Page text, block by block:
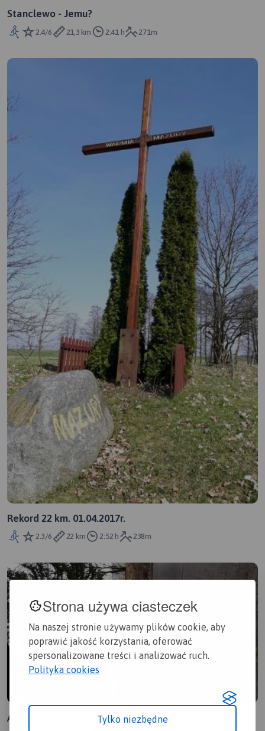
Strona używa ciasteczek
Na naszej stronie używamy plików cookie, aby
poprawić jakość korzystania, oferować
spersonalizowane treści i analizować ruch.
Polityka cookies
Tylko niezbędne
Stanclewo - Jemu?
2.4/6 21,3 km 2:41 h 271m
Rekord 22 km. 01.04.2017r.
2.3/6 22 km 2:52 h 238m
Adamowo